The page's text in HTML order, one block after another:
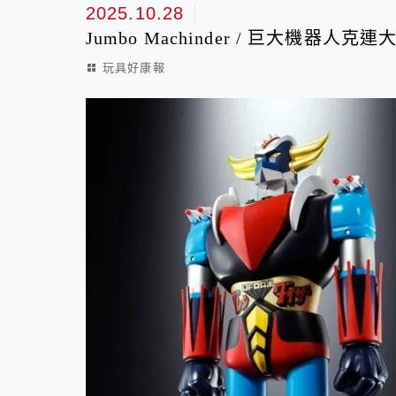
玩具好康報
2025.10.28
Jumbo Machinder / 巨大機器人克連
玩具好康報